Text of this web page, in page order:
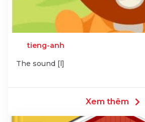
tieng-anh
The sound [l]
Xem thêm